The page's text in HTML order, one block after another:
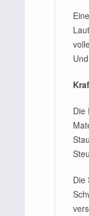
Die
Die